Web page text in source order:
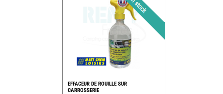
EFFACEUR DE ROUILLE SUR
CARROSSERIE